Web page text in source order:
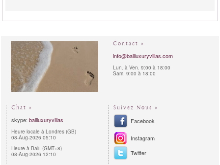
the bedroom configuration and public spaces makes it very conducive to holding
meetings in the villa. There is a dedicated meeting room upstairs, but the seating
areas were more than enough to hold meetings together and separately. It is a really
conveniently located villa, a very short walk into the center of Ubud. What really
stood out for us was the staff, no request was too much trouble, and the chef kept us
well fed with delicious snacks during afternoon meetings and feasts for dinner, so
we rarely had to venture out. Thank you to Mika, Kuta and all your staff for making
Contact »
info@baliluxuryvillas.com
Lun. à Ven. 9:00 à 18:00
Sam. 9:00 à 18:00
Chat »
skype: baliluxuryvillas
Heure locale à Londres (GB)
08-Aug-2026 05:10
Heure à Bali (GMT+8)
08-Aug-2026 12:10
Suivez Nous »
Facebook
Instagram
Twitter